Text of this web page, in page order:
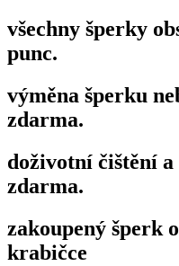
všechny šperky
punc.
výměna šperku
zdarma.
doživotní čištění
zdarma.
zakoupený šperk
krabičce